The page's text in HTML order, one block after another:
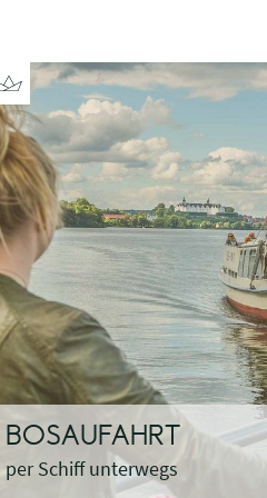
BOSAUFAHRT
per Schiff unterwegs